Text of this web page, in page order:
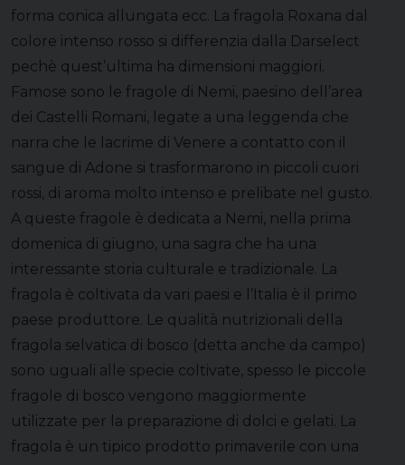
forma conica allungata ecc. La fragola Roxana dal
colore intenso rosso si differenzia dalla Darselect
pechè quest’ultima ha dimensioni maggiori.
Famose sono le fragole di Nemi, paesino dell’area
dei Castelli Romani, legate a una leggenda che
narra che le lacrime di Venere a contatto con il
sangue di Adone si trasformarono in piccoli cuori
rossi, di aroma molto intenso e prelibate nel gusto.
A queste fragole è dedicata a Nemi, nella prima
domenica di giugno, una sagra che ha una
interessante storia culturale e tradizionale. La
fragola è coltivata da vari paesi e l’Italia è il primo
paese produttore. Le qualità nutrizionali della
fragola selvatica di bosco (detta anche da campo)
sono uguali alle specie coltivate, spesso le piccole
fragole di bosco vengono maggiormente
utilizzate per la preparazione di dolci e gelati. La
fragola è un tipico prodotto primaverile con una